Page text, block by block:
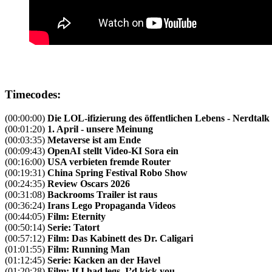
Timecodes:
(00:00:00) Die LOL-ifizierung des öffentlichen Lebens - Nerdtalk
(00:01:20) 1. April - unsere Meinung
(00:03:35) Metaverse ist am Ende
(00:09:43) OpenAI stellt Video-KI Sora ein
(00:16:00) USA verbieten fremde Router
(00:19:31) China Spring Festival Robo Show
(00:24:35) Review Oscars 2026
(00:31:08) Backrooms Trailer ist raus
(00:36:24) Irans Lego Propaganda Videos
(00:44:05) Film: Eternity
(00:50:14) Serie: Tatort
(00:57:12) Film: Das Kabinett des Dr. Caligari
(01:01:55) Film: Running Man
(01:12:45) Serie: Kacken an der Havel